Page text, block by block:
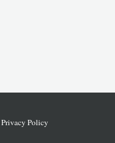
Privacy Policy